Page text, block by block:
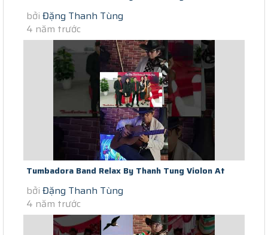
Saigon Covid-19 Time You Raise...
bởi Đặng Thanh Tùng
4 năm trước
Tumbadora Band Relax By Thanh Tung Violon At
End Of Saigon Social Distance...
bởi Đặng Thanh Tùng
4 năm trước